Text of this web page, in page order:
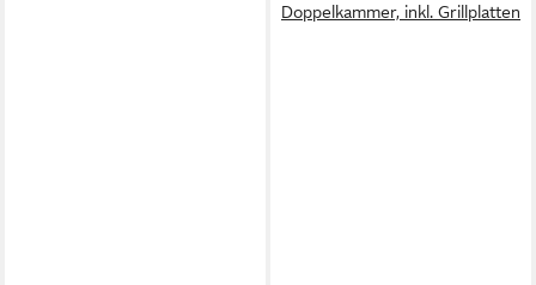
Doppelkammer, inkl. Grillplatten